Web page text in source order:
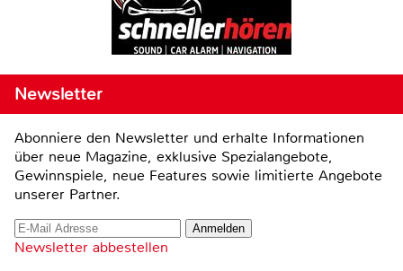
Newsletter
Abonniere den Newsletter und erhalte Informationen
über neue Magazine, exklusive Spezialangebote,
Gewinnspiele, neue Features sowie limitierte Angebote
unserer Partner.
Newsletter abbestellen